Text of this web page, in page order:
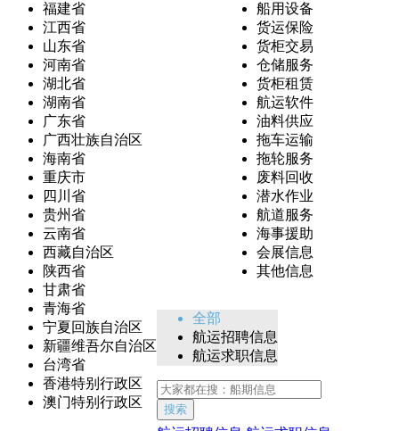
福建省
江西省
山东省
河南省
湖北省
湖南省
广东省
广西壮族自治区
海南省
重庆市
四川省
贵州省
云南省
西藏自治区
陕西省
甘肃省
青海省
宁夏回族自治区
新疆维吾尔自治区
台湾省
香港特别行政区
澳门特别行政区
船用设备
货运保险
货柜交易
仓储服务
货柜租赁
航运软件
油料供应
拖车运输
拖轮服务
废料回收
潜水作业
航道服务
海事援助
会展信息
其他信息
全部
航运招聘信息
航运求职信息
搜索